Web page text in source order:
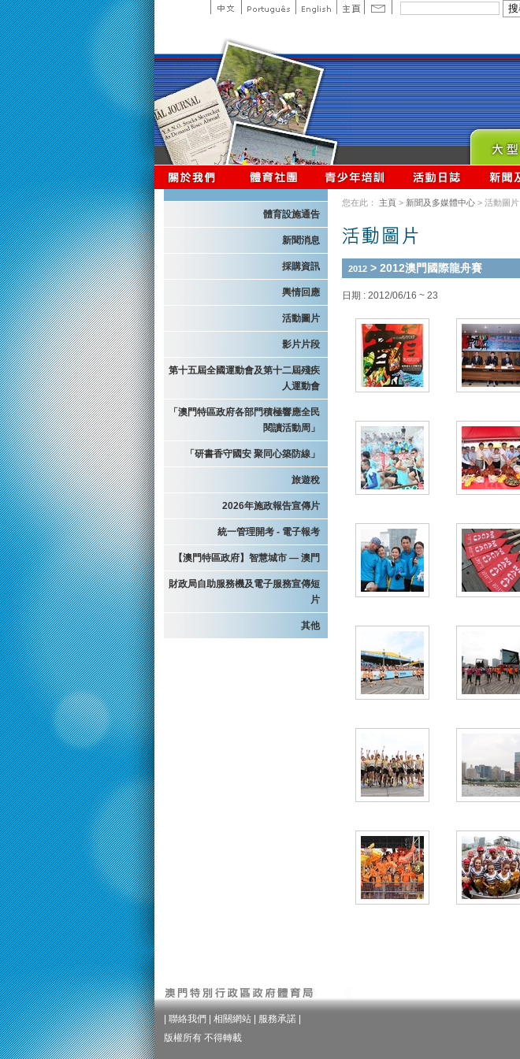
體育設施通告
新聞消息
採購資訊
輿情回應
活動圖片
影片片段
第十五屆全國運動會及第十二屆殘疾
人運動會
「澳門特區政府各部門積極響應全民
閱讀活動周」
「研書香守國安 聚同心築防線」
旅遊稅
2026年施政報告宣傳片
統一管理開考 - 電子報考
【澳門特區政府】智慧城市 — 澳門
財政局自助服務機及電子服務宣傳短
片
其他
您在此： 主頁 > 新聞及多媒體中心 > 活動圖片
2012 > 2012澳門國際龍舟賽
日期 : 2012/06/16 ~ 23
聯絡我們 相關網站 服務承諾
版權所有 不得轉載